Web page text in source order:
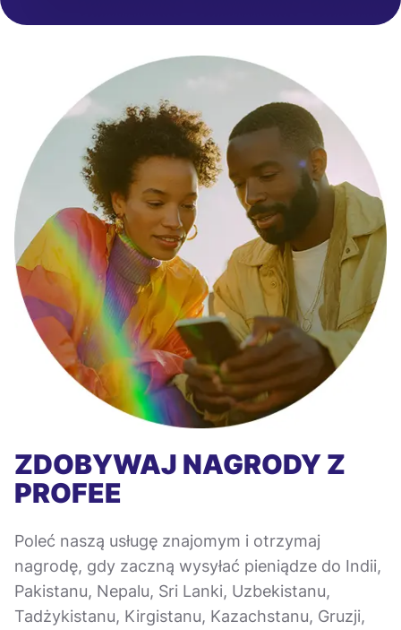
ZDOBYWAJ NAGRODY Z
PROFEE
Poleć naszą usługę znajomym i otrzymaj
nagrodę, gdy zaczną wysyłać pieniądze do Indii,
Pakistanu, Nepalu, Sri Lanki, Uzbekistanu,
Tadżykistanu, Kirgistanu, Kazachstanu, Gruzji,